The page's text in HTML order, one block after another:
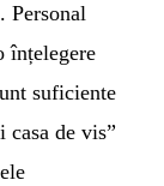
Personal
înțelegere
suficiente
casa de vis”